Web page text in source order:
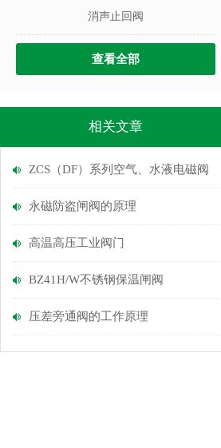
消声止回阀
查看全部
相关文章
ZCS（DF）系列空气、水液电磁阀
永磁防盗闸阀的原理
高温高压工业阀门
BZ41H/W不锈钢保温闸阀
压差旁通阀的工作原理